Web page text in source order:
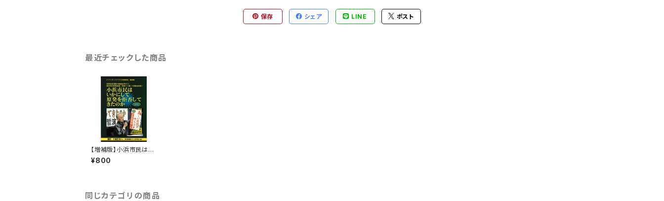
保存 シェア LINE ポスト
最近チェックした商品
【増補版】小浜市民はい
かにして原発を拒否し
てきたのか（中嶌哲演さ
¥800
同じカテゴリの商品